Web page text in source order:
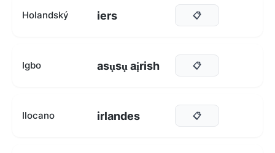
Holandský iers 📋
Igbo asụsụ aịrish 📋
Ilocano irlandes 📋